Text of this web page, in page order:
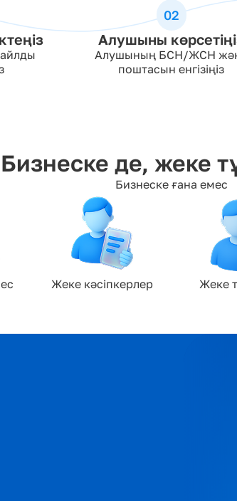
02
Алушыны
Алушының БСН/ЖСН
поштасын енгізіңіз
Бизнеске де, жеке
Бизнеске ғана емес
Жеке кәсіпкерлер Жеке